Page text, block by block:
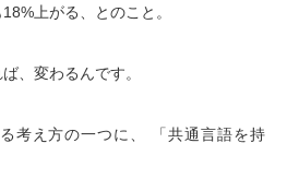
上がる、とのこと。
、変わるんです。
考え方の一つに、 「共通言語を持